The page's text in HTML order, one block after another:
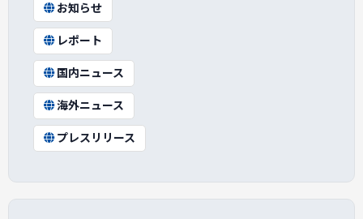
お知らせ
レポート
国内ニュース
海外ニュース
プレスリリース